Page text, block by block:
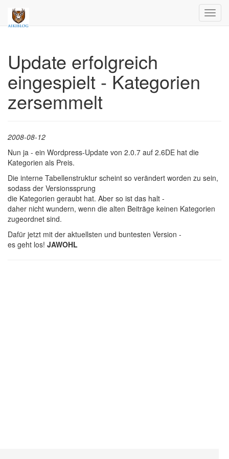
Update erfolgreich
eingespielt - Kategorien
zersemmelt
2008-08-12
Nun ja - ein Wordpress-Update von 2.0.7 auf 2.6DE hat die
Kategorien als Preis.
Die interne Tabellenstruktur scheint so verändert worden zu sein,
sodass der Versionssprung
die Kategorien geraubt hat. Aber so ist das halt -
daher nicht wundern, wenn die alten Beiträge keinen Kategorien
zugeordnet sind.
Dafür jetzt mit der aktuellsten und buntesten Version -
es geht los! JAWOHL